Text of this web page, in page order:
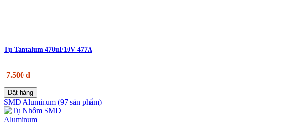
Tụ Tantalum 470uF10V 477A
7.500 đ
Đặt hàng
SMD Aluminum (97 sản phẩm)